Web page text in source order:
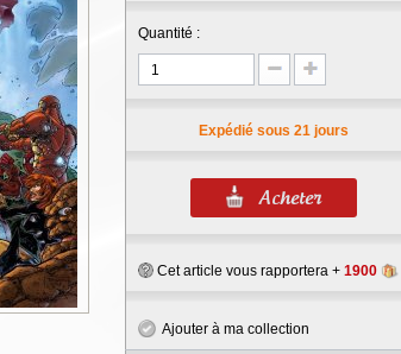
Quantité :
Expédié sous 21 jours
Cet article vous rapportera + 1900
Ajouter à ma collection